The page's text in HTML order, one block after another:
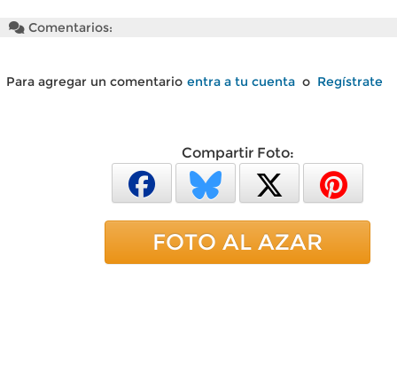
Comentarios:
Para agregar un comentario entra a tu cuenta o Regístrate
Compartir Foto:
FOTO AL AZAR